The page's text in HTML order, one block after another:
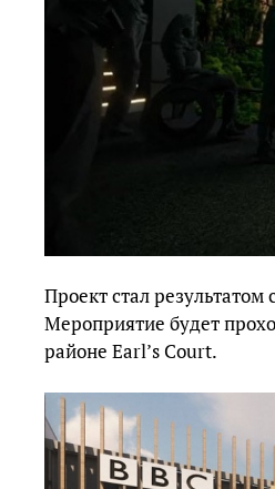
Проект стал
Мероприятие будет
районе Earl’s Court.